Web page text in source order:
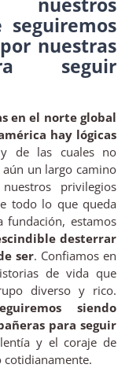
nuestros
nuestras
seguir
en el norte global
hay lógicas
de las cuales no
un largo camino
privilegios
todo lo que queda
estamos
desterrar
ser. Confiamos en
de vida que
diverso y rico.
siendo
para seguir
y el coraje de
cotidianamente.